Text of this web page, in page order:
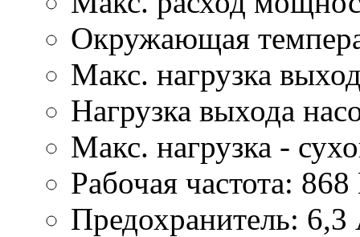
Окружающая
Макс. нагрузка
Нагрузка выхода
Макс. нагрузка -
Рабочая частота:
Предохранитель: 6,3